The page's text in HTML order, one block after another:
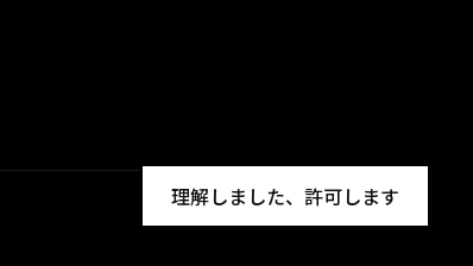
理解しました、許可します